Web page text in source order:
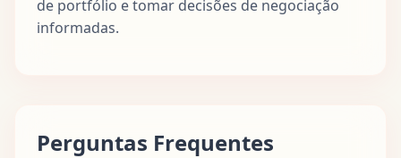
de portfólio e tomar decisões de negociação
informadas.
Perguntas Frequentes